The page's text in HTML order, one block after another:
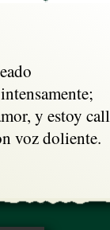
y estoy
voz doliente.